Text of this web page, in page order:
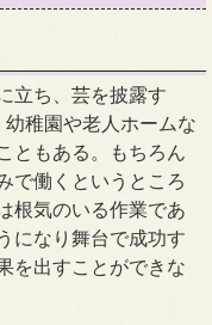
立ち、芸を披露す
稚園や老人ホームな
ともある。もちろん
で働くというところ
根気のいる作業であ
になり舞台で成功す
を出すことができな